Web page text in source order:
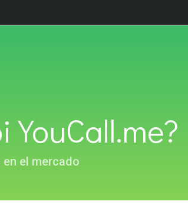
YouCall.me?
el mercado